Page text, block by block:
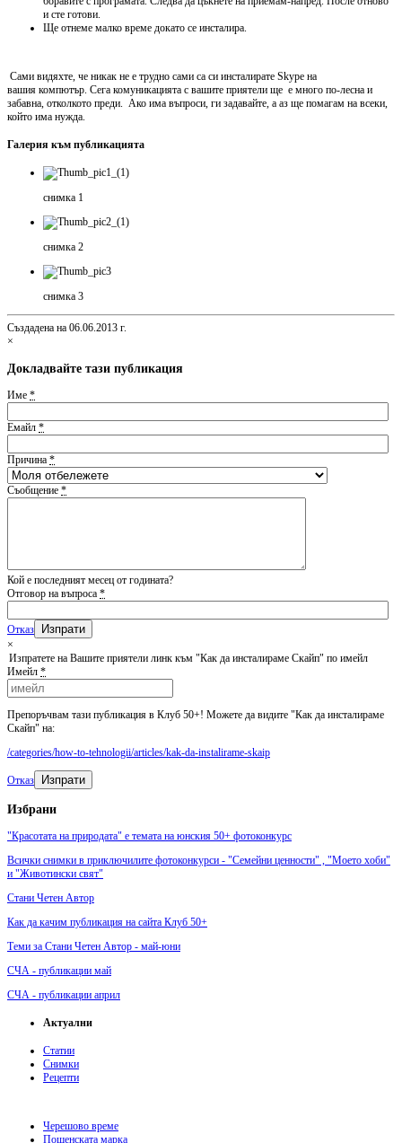
и сте готови.
Ще отнеме малко време докато се инсталира.
Сами видяхте, че никак не е трудно сами са си инсталирате Skype на
вашия компютър. Сега комуникацията с вашите приятели ще е много по-лесна и
забавна, отколкото преди. Ако има въпроси, ги задавайте, а аз ще помагам на всеки,
който има нужда.
Галерия към публикацията
снимка 1
снимка 2
снимка 3
Създадена на 06.06.2013 г.
×
Докладвайте тази публикация
Име *
Емайл *
Причина *
Съобщение *
Кой е последният месец от годината?
Отговор на въпроса *
Отказ
×
Изпратете на Вашите приятели линк към "Как да инсталираме Скайп" по имейл
Имейл *
Препоръчвам тази публикация в Клуб 50+! Можете да видите "Как да инсталираме
Скайп" на:
/categories/how-to-tehnologii/articles/kak-da-instalirame-skaip
Отказ Изпрати
Избрани
"Красотата на природата" е темата на юнския 50+ фотоконкурс
Всички снимки в приключилите фотоконкурси - "Семейни ценности" , "Моето хоби"
и "Животински свят"
Стани Четен Автор
Как да качим публикация на сайта Клуб 50+
Теми за Стани Четен Автор - май-юни
СЧА - публикации май
СЧА - публикации април
Актуални
Статии
Снимки
Рецепти
Черешово време
Пощенската марка